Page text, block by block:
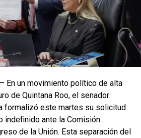
En un movimiento político de alta
de Quintana Roo, el senador
formalizó este martes su solicitud
indefinido ante la Comisión
de la Unión. Esta separación del